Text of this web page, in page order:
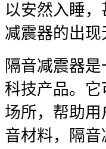
以安然入睡
减震器的出
隔音减震器
科技产品。
场所，帮助
音材料，隔